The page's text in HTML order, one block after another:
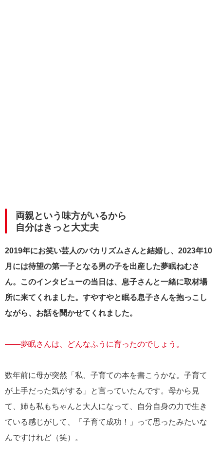
両親という味方がいるから
自分はきっと大丈夫
2019年にお笑い芸人のバカリズムさんと結婚し、2023年10
月には待望の第一子となる男の子を出産した夢眠ねむさ
ん。このインタビューの当日は、息子さんと一緒に取材場
所に来てくれました。すやすやと眠る息子さんを抱っこし
ながら、お話を聞かせてくれました。
――夢眠さんは、どんなふうに育ったのでしょう。
数年前に母が突然「私、子育ての本を書こうかな。子育て
が上手だった気がする」と言っていたんです。母から見
て、姉も私もちゃんと大人になって、自分自身の力で生き
ている感じがして、「子育て成功！」って思ったみたいな
んですけれど（笑）。